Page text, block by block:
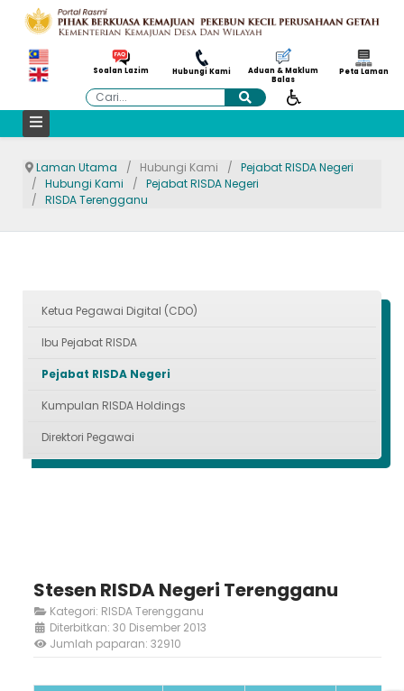
Soalan Lazim Hubungi Kami
Aduan & Maklum
Balas
Peta Laman
Cari
Laman Utama Hubungi Kami
Pejabat RISDA Negeri
Hubungi Kami
Pejabat RISDA Negeri
RISDA Terengganu
Ketua Pegawai Digital (CDO)
Ibu Pejabat RISDA
Pejabat RISDA Negeri
Kumpulan RISDA Holdings
Direktori Pegawai
Stesen RISDA Negeri Terengganu
Kategori: RISDA Terengganu
Diterbitkan: 30 Disember 2013
Jumlah paparan: 32910